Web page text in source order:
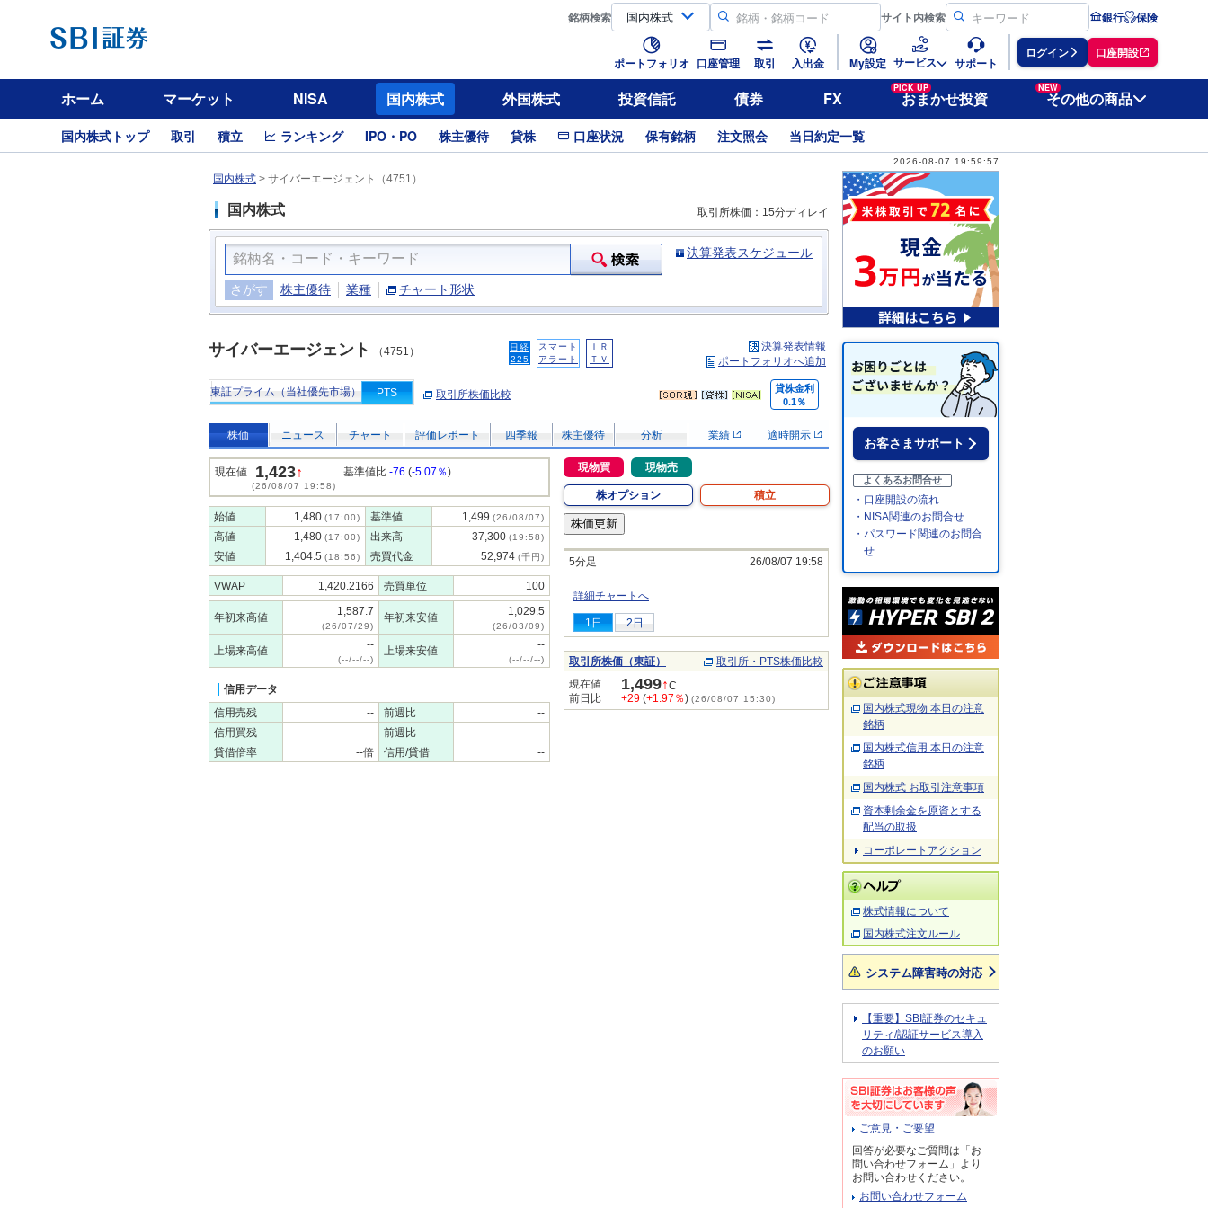
銘柄検索 サイト内検索 銀行 保険
ポートフォリオ 口座管理 取引 入出金 My設定 サービス サポート
ログイン 口座開設
ホーム マーケット NISA 国内株式 外国株式 投資信託 債券 FX
PICK UP
おまかせ投資
NEW
その他の商品
国内株式トップ 取引 積立 ランキング IPO・PO 株主優待 貸株 口座状況 保有銘柄 注文照会 当日約定一覧
2026-08-07 19:59:57
国内株式 > サイバーエージェント（4751）
国内株式 取引所株価：15分ディレイ
決算発表スケジュール
さがす 株主優待 業種 チャート形状
サイバーエージェント （4751）
日経
225
スマート
アラート
ＩＲ
ＴＶ
決算発表情報
ポートフォリオへ追加
東証プライム（当社優先市場） PTS 取引所株価比較
貸株金利
0.1％
株価 ニュース チャート 評価レポート 四季報 株主優待 分析 業績 適時開示
現在値 1,423↑
(26/08/07 19:58)
基準値比 -76 (-5.07％)
始値 1,480 (17:00) 基準値 1,499 (26/08/07)
高値 1,480 (17:00) 出来高 37,300 (19:58)
安値 1,404.5 (18:56) 売買代金 52,974 (千円)
VWAP 1,420.2166 売買単位 100
年初来高値 1,587.7
(26/07/29)
年初来安値 1,029.5
(26/03/09)
上場来高値 --
(--/--/--)
上場来安値 --
(--/--/--)
信用データ
信用売残
-- 前週比
--
信用買残
-- 前週比
--
貸借倍率
--倍 信用/貸借 --
現物買 現物売
株オプション 積立
5分足 26/08/07 19:58
詳細チャートへ
1日 2日
取引所株価（東証）
取引所・PTS株価比較
現在値
1,499↑C
前日比
+29 (+1.97％) (26/08/07 15:30)
お客さまサポート
よくあるお問合せ
・口座開設の流れ
・NISA関連のお問合せ
・パスワード関連のお問合
せ
国内株式現物 本日の注意
銘柄
国内株式信用 本日の注意
銘柄
国内株式 お取引注意事項
資本剰余金を原資とする
配当の取扱
コーポレートアクション
株式情報について
国内株式注文ルール
システム障害時の対応
【重要】SBI証券のセキュ
リティ/認証サービス導入
のお願い
ご意見・ご要望
回答が必要なご質問は「お
問い合わせフォーム」より
お問い合わせください。
お問い合わせフォーム